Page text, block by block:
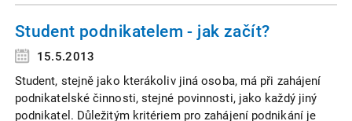
Student podnikatelem - jak začít?
15.5.2013
Student, stejně jako kterákoliv jiná osoba, má při zahájení
podnikatelské činnosti, stejné povinnosti, jako každý jiný
podnikatel. Důležitým kritériem pro zahájení podnikání je